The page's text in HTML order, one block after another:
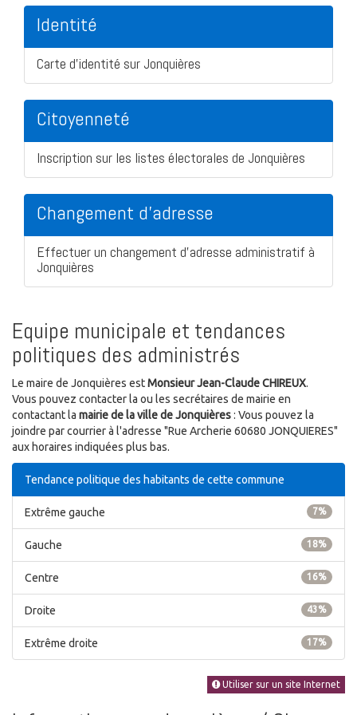
Identité
Carte d'identité sur Jonquières
Citoyenneté
Inscription sur les listes électorales de Jonquières
Changement d'adresse
Effectuer un changement d'adresse administratif à
Jonquières
Equipe municipale et tendances
politiques des administrés
Le maire de Jonquières estMonsieur Jean-Claude CHIREUX.
Vous pouvez contacter la ou les secrétaires de mairie en
contactant la mairie de la ville de Jonquières: Vous pouvez la
joindre par courrier à l'adresse "Rue Archerie 60680 JONQUIERES"
aux horaires indiquées plus bas.
Tendance politique des habitants de cette commune
7%
Extrême gauche
18%
Gauche
16%
Centre
43%
Droite
17%
Extrême droite
Utiliser sur un site Internet